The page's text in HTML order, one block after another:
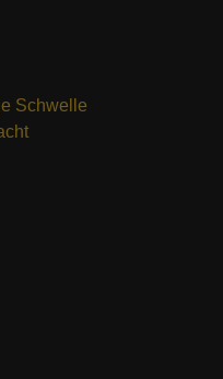
Schwelle